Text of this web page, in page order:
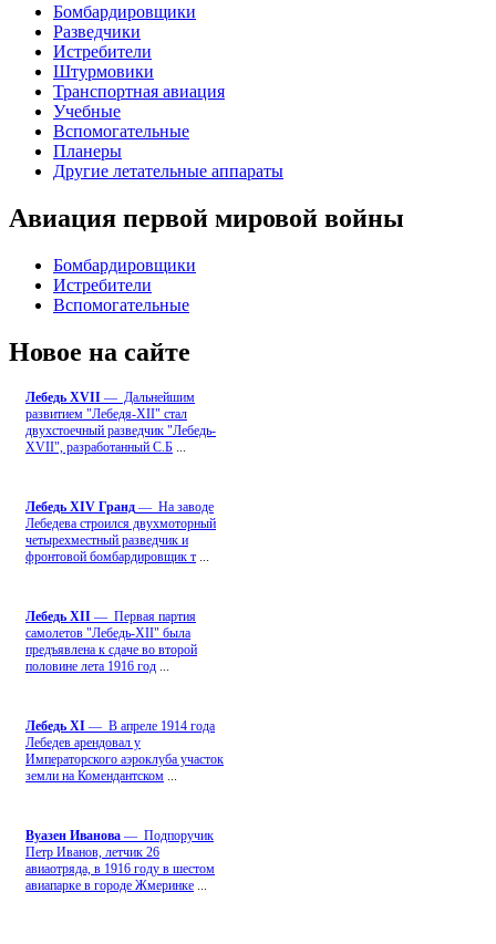
Бомбардировщики
Разведчики
Истребители
Штурмовики
Транспортная авиация
Учебные
Вспомогательные
Планеры
Другие летательные аппараты
Авиация первой мировой войны
Бомбардировщики
Истребители
Вспомогательные
Новое на сайте
Лебедь ХVII — Дальнейшим
развитием "Лебедя-ХII" стал
двухстоечный разведчик "Лебедь-
XVII", разработанный С.Б
Лебедь ХIV Гранд — На заводе
Лебедева строился двухмоторный
четырехместный разведчик и
фронтовой бомбардировщик т
Лебедь ХII — Первая партия
самолетов "Лебедь-ХII" была
предъявлена к сдаче во второй
половине лета 1916 год
Лебедь ХI — В апреле 1914 года
Лебедев арендовал у
Императорского аэроклуба участок
земли на Комендантском
Вуазен Иванова — Подпоручик
Петр Иванов, летчик 26
авиаотряда, в 1916 году в шестом
авиапарке в городе Жмеринке